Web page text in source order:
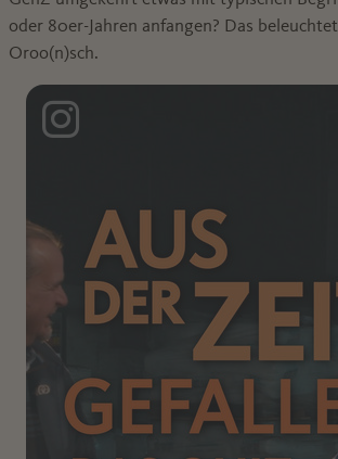
oder 80er-Jahren anfangen? Das
Oroo(n)sch.
Instagram Post: